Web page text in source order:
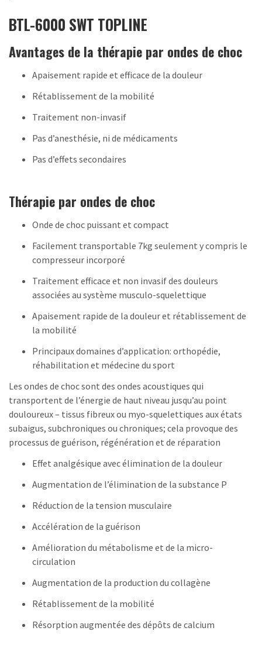
BTL-6000 SWT TOPLINE
Avantages de la thérapie par ondes de choc
Apaisement rapide et efficace de la douleur
Rétablissement de la mobilité
Traitement non-invasif
Pas d’anesthésie, ni de médicaments
Pas d’effets secondaires
Thérapie par ondes de choc
Onde de choc puissant et compact
Facilement transportable 7kg seulement y compris le
compresseur incorporé
Traitement efficace et non invasif des douleurs
associées au système musculo-squelettique
Apaisement rapide de la douleur et rétablissement de
la mobilité
Principaux domaines d’application: orthopédie,
réhabilitation et médecine du sport
Les ondes de choc sont des ondes acoustiques qui
transportent de l’énergie de haut niveau jusqu’au point
douloureux – tissus fibreux ou myo-squelettiques aux états
subaigus, subchroniques ou chroniques; cela provoque des
processus de guérison, régénération et de réparation
Effet analgésique avec élimination de la douleur
Augmentation de l’élimination de la substance P
Réduction de la tension musculaire
Accélération de la guérison
Amélioration du métabolisme et de la micro-
circulation
Augmentation de la production du collagène
Rétablissement de la mobilité
Résorption augmentée des dépôts de calcium